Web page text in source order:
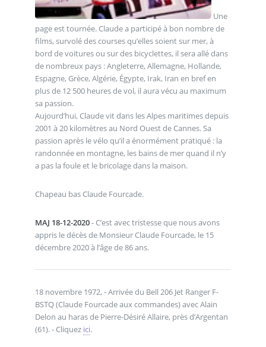
Une
page est tournée. Claude a participé à bon nombre de
films, survolé des courses qu’elles soient sur mer, à
bord de voitures ou sur des bicyclettes, il sera allé dans
de nombreux pays : Angleterre, Allemagne, Hollande,
Espagne, Grèce, Algérie, Égypte, Irak, Iran en bref en
plus de 12 500 heures de vol, il aura vécu au maximum
sa passion.
Aujourd’hui, Claude vit dans les Alpes maritimes depuis
2001 à 20 kilomètres au Nord Ouest de Cannes. Sa
passion après le vélo qu’il a énormément pratiqué : la
randonnée en montagne, les bains de mer quand il n’y
a pas la foule et le bricolage dans la maison.
Chapeau bas Claude Fourcade.
MAJ 18-12-2020- C’est avec tristesse que nous avons
appris le décès de Monsieur Claude Fourcade, le 15
décembre 2020 à l’âge de 86 ans.
18 novembre 1972, - Arrivée du Bell 206 Jet Ranger F-
BSTQ (Claude Fourcade aux commandes) avec Alain
Delon au haras de Pierre-Désiré Allaire, près d’Argentan
(61). - Cliquez ici.